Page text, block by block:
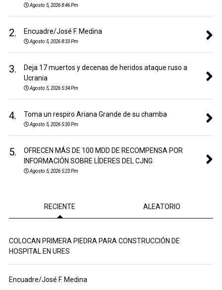
Agosto 5, 2026 8:46 Pm
2. Encuadre/José F. Medina
Agosto 5, 2026 8:33 Pm
3.
Deja 17 muertos y decenas de heridos ataque ruso a
Ucrania
Agosto 5, 2026 5:34 Pm
4. Toma un respiro Ariana Grande de su chamba
Agosto 5, 2026 5:30 Pm
5.
OFRECEN MÁS DE 100 MDD DE RECOMPENSA POR
INFORMACIÓN SOBRE LÍDERES DEL CJNG
Agosto 5, 2026 5:23 Pm
RECIENTE ALEATORIO
COLOCAN PRIMERA PIEDRA PARA CONSTRUCCIÓN DE
HOSPITAL EN URES
Encuadre/José F. Medina